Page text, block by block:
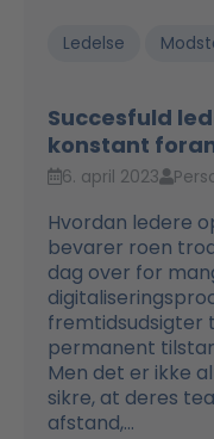
Ledelse
Succesfuld
konstant
6. april 2023
Hvordan ledere
bevarer roen
dag over for
fremtidsudsigter
permanent
Men det er ikke
sikre, at deres
afstand,...